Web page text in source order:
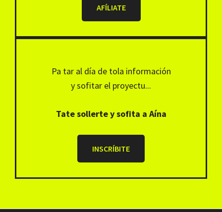
AFÍLIATE
Pa tar al día de tola información
y sofitar el proyectu...
Tate sollerte y sofita a Aína
INSCRÍBITE